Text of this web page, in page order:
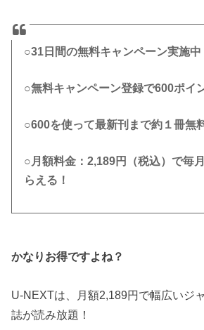
○31日間の無料キャンペーン実施中
○無料キャンペーン登録で600ポイ
○600を使って最新刊まで約１冊無
○月額料金：2,189円（税込）で毎
らえる！
かなりお得ですよね？
U-NEXTは、月額2,189円で幅広いジ
誌が読み放題！